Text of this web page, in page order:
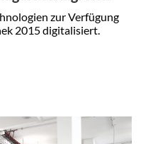
zur Verfügung
2015 digitalisiert.